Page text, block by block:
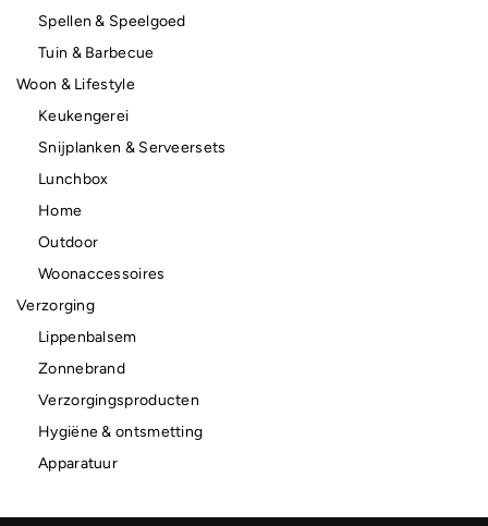
Spellen & Speelgoed
Tuin & Barbecue
Woon & Lifestyle
Keukengerei
Snijplanken & Serveersets
Lunchbox
Home
Outdoor
Woonaccessoires
Verzorging
Lippenbalsem
Zonnebrand
Verzorgingsproducten
Hygiëne & ontsmetting
Apparatuur